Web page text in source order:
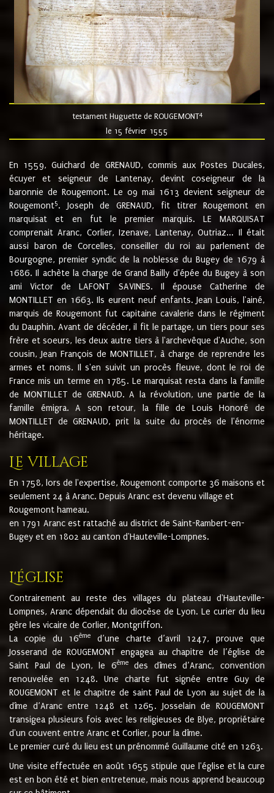
testament Huguette de ROUGEMONT4
le 15 février 1555
En 1559, Guichard de GRENAUD, commis aux Postes Ducales,
écuyer et seigneur de Lantenay, devint coseigneur de la
baronnie de Rougemont. Le 09 mai 1613 devient seigneur de
Rougemont5. Joseph de GRENAUD, fit titrer Rougemont en
marquisat et en fut le premier marquis. LE MARQUISAT
comprenait Aranc, Corlier, Izenave, Lantenay, Outriaz... Il était
aussi baron de Corcelles, conseiller du roi au parlement de
Bourgogne, premier syndic de la noblesse du Bugey de 1679 à
1686. Il achète la charge de Grand Bailly d'épée du Bugey à son
ami Victor de LAFONT SAVINES. Il épouse Catherine de
MONTILLET en 1663. Ils eurent neuf enfants. Jean Louis, l'ainé,
marquis de Rougemont fut capitaine cavalerie dans le régiment
du Dauphin. Avant de décéder, il fit le partage, un tiers pour ses
frère et soeurs, les deux autre tiers à l'archevêque d'Auche, son
cousin, Jean François de MONTILLET, à charge de reprendre les
armes et noms. Il s'en suivit un procès fleuve, dont le roi de
France mis un terme en 1785. Le marquisat resta dans la famille
de MONTILLET de GRENAUD. A la révolution, une partie de la
famille émigra. A son retour, la fille de Louis Honoré de
MONTILLET de GRENAUD, prit la suite du procès de l'énorme
héritage.
Le village
En 1758, lors de l'expertise, Rougemont comporte 36 maisons et
seulement 24 à Aranc. Depuis Aranc est devenu village et
Rougemont hameau.
en 1791 Aranc est rattaché au district de Saint-Rambert-en-
Bugey et en 1802 au canton d'Hauteville-Lompnes.
L'église
Contrairement au reste des villages du plateau d'Hauteville-
Lompnes, Aranc dépendait du diocèse de Lyon. Le curier du lieu
gère les vicaire de Corlier, Montgriffon.
La copie du 16ème
d’une charte d’avril 1247, prouve que
Josserand de ROUGEMONT engagea au chapitre de l’église de
Saint Paul de Lyon, le 6èmedes dîmes d’Aranc, convention
renouvelée en 1248. Une charte fut signée entre Guy de
ROUGEMONT et le chapitre de saint Paul de Lyon au sujet de la
dîme d’Aranc entre 1248 et 1265. Josselain de ROUGEMONT
transigea plusieurs fois avec les religieuses de Blye, propriétaire
d'un couvent entre Aranc et Corlier, pour la dîme.
Le premier curé du lieu est un prénommé Guillaume cité en 1263.
Une visite effectuée en août 1655 stipule que l'église et la cure
est en bon été et bien entretenue, mais nous apprend beaucoup